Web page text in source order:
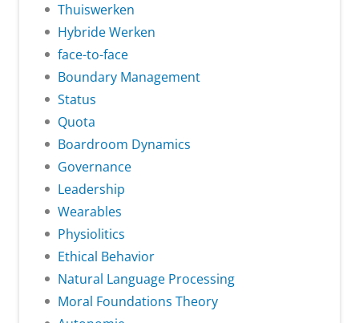
Thuiswerken
Hybride Werken
face-to-face
Boundary Management
Status
Quota
Boardroom Dynamics
Governance
Leadership
Wearables
Physiolitics
Ethical Behavior
Natural Language Processing
Moral Foundations Theory